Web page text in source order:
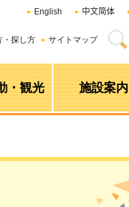
English 中文简体
・探し方 サイトマップ
・観光 施設案内